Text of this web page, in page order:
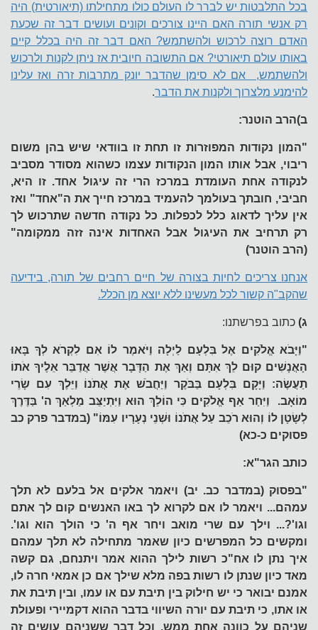
בכל התלבטות יש לברר לו העולם כולו מתחילתו (תיאורטית) היה
רק אנשי תורה האם היינו צורכים וקונים ועושים דבר זה שכעת
האדם רוצה לרכוש ולהשתמש? האם דבר זה היה בכלל קיים
באותו עולם תיאורטי? אם התשובה חיובית אז ניתן לקנות ולרכוש
ולהשתמש, אם לא סימן שהדבר יונק מתרבות זרה ואז עלינו
להימנע מלצרוך ולקנות את הדבר.
ב)הרב הוטנר:
"המון נקודות המפוזרות זו תחת זו בוודאי שיש בהן משום
ריבוי, אבל אותו המון הנקודות עצמו כשהוא מסודר מסביב
לנקודה אחת העומדת במרכז הרי זה עיגול אחד. זו היא,
חביבי, חובתך בעולמך להעמיד במרכז חייך את ה"אחד" ואז
אין עליך לדאוג כלל לכפלות. כל נקודה חדשה שתרכוש לך
רק תרחיב את העיגול אבל האחדות אינה זזה ממקומה"
(הרב הוטנר)
אנחנו צריכים לחיות בצורה של חיים רחבים של תורה, בידיעה
שהקב"ה קשור לכל מעשינו ללא יוצא מן הכלל.
ג) כתוב בפרשתנו:
"וַיָּבֹא אֱלֹקִים אֶל בִּלְעָם לַיְלָה וַיֹּאמֶר לוֹ אִם לִקְרֹא לְךָ בָּאוּ
הָאֲנָשִׁים קוּם לֵךְ אִתָּם וְאַךְ אֶת הַדָּבָר אֲשֶׁר אֲדַבֵּר אֵלֶיךָ אֹתוֹ
תַעֲשֶׂה: וַיָּקָם בִּלְעָם בַּבֹּקֶר וַיַּחֲבֹשׁ אֶת אֲתֹנוֹ וַיֵּלֶךְ עִם שָׂרֵי
מוֹאָב. וַיִּחַר אַף אֱלֹקִים כִּי הוֹלֵךְ הוּא וַיִּתְיַצֵּב מַלְאַךְ ה' בַּדֶּרֶךְ
לְשָׂטָן לוֹ וְהוּא רֹכֵב עַל אֲתֹנוֹ וּשְׁנֵי נְעָרָיו עִמּוֹ" (במדבר פרק כב
פסוקים כ-כא)
כותב הגר"א:
"בפסוק (במדבר כב. יב) ויאמר אלקים אל בלעם לא תלך
עמהם... ויאמר לו אם לקרוא לך באו האנשים קום לך אתם
וגו'?... וילך עם שרי מואב ויחר אף ה' כי הולך הוא וגו'.
ומקשים כל המפרשים כיון שאמר מתחילה לא תלך עמהם
איך נתן לו אח"כ רשות לילך ההוא אמר ויתנחם, גם קשה
מאד כיון שנתן לו רשות בפה מלא שילך אם כן אמאי חרה לו,
אמנם יבואר כי יש חילוק בין תיבת עם או עמו, ובין תיבת את
או אתו, כי תיבת עם יורה השיווי בדבר ההוא דקמיירי ופעולת
שניהם על כוונה אחת ממש, וכל דבר ששניהם עושים זה